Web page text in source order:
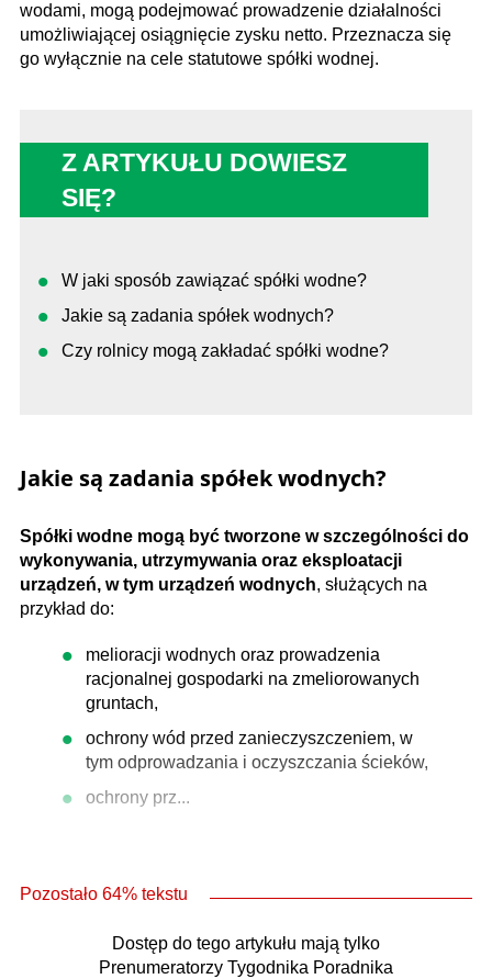
wodami, mogą podejmować prowadzenie działalności
umożliwiającej osiągnięcie zysku netto. Przeznacza się
go wyłącznie na cele statutowe spółki wodnej.
Z ARTYKUŁU DOWIESZ
SIĘ?
W jaki sposób zawiązać spółki wodne?
Jakie są zadania spółek wodnych?
Czy rolnicy mogą zakładać spółki wodne?
Jakie są zadania spółek wodnych?
Spółki wodne mogą być tworzone w szczególności do
wykonywania, utrzymywania oraz eksploatacji
urządzeń, w tym urządzeń wodnych, służących na
przykład do:
melioracji wodnych oraz prowadzenia
racjonalnej gospodarki na zmeliorowanych
gruntach,
ochrony wód przed zanieczyszczeniem, w
tym odprowadzania i oczyszczania ścieków,
ochrony prz...
Pozostało 64% tekstu
Dostęp do tego artykułu mają tylko
Prenumeratorzy Tygodnika Poradnika